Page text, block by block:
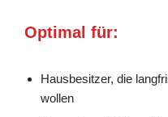
Optimal für:
Hausbesitzer, die
wollen